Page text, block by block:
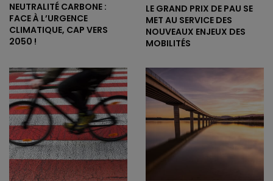
NEUTRALITÉ CARBONE :
FACE À L’URGENCE
CLIMATIQUE, CAP VERS
2050 !
LE GRAND PRIX DE PAU SE
MET AU SERVICE DES
NOUVEAUX ENJEUX DES
MOBILITÉS